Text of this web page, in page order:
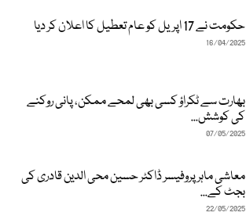
حکومت نے 17 اپریل کو عام تعطیل کا اعلان کر دیا
16/04/2025
بھارت سے ٹکراؤ کسی بھی لمحے ممکن، پانی روکنے
کی کوشش...
07/05/2025
معاشی ماہر پروفیسر ڈاکٹر حسین محی الدین قادری کی
بجٹ کے...
22/05/2025